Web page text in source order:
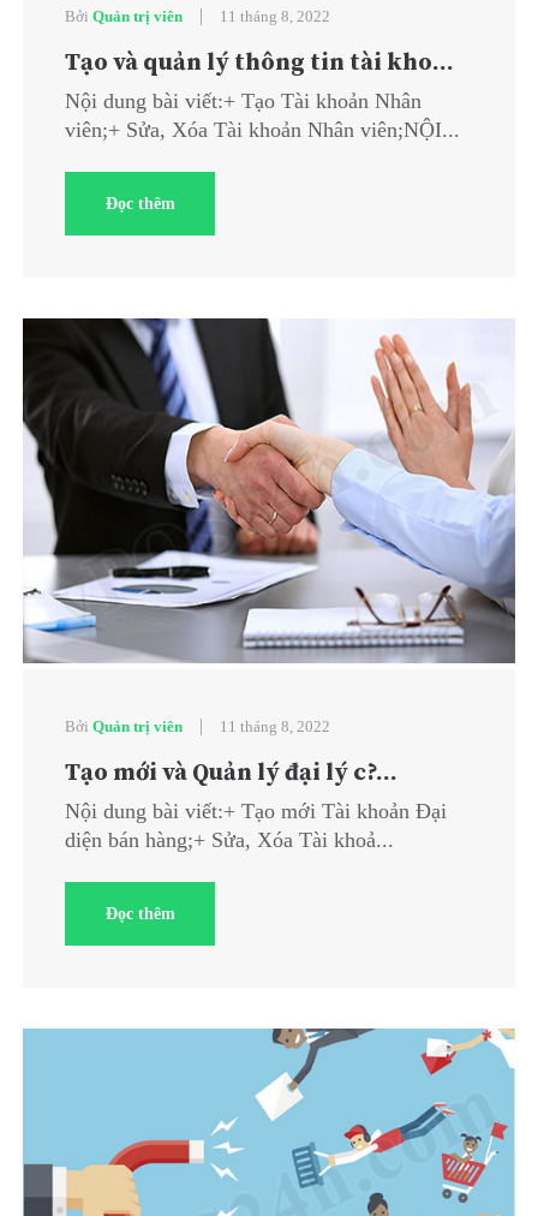
Bởi Quản trị viên | 11 tháng 8, 2022
Tạo và quản lý thông tin tài kho...
Nội dung bài viết:+ Tạo Tài khoản Nhân
viên;+ Sửa, Xóa Tài khoản Nhân viên;NỘI...
Đọc thêm
Bởi Quản trị viên | 11 tháng 8, 2022
Tạo mới và Quản lý đại lý c?...
Nội dung bài viết:+ Tạo mới Tài khoản Đại
diện bán hàng;+ Sửa, Xóa Tài khoả...
Đọc thêm